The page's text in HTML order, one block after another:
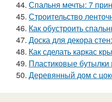
44. Спальня мечты: 7
45. Строительство
46. Как обустроить
47. Доска для декора
48. Как сделать каркас
49. Пластиковые
50. Деревянный дом с